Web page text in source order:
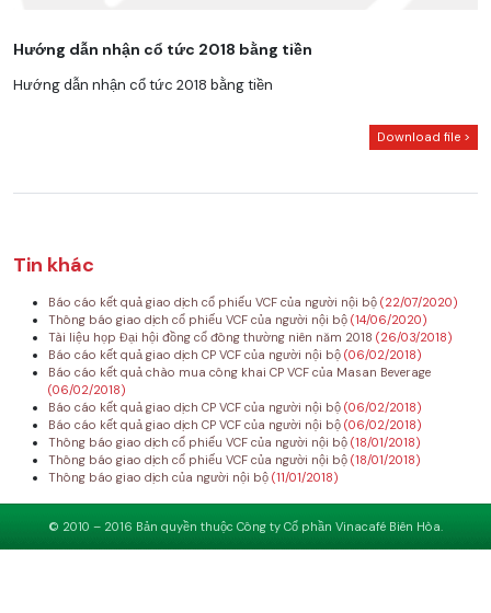
Hướng dẫn nhận cổ tức 2018 bằng tiền
Hướng dẫn nhận cổ tức 2018 bằng tiền
Download file >
Tin khác
Báo cáo kết quả giao dịch cổ phiếu VCF của người nội bộ (22/07/2020)
Thông báo giao dịch cổ phiếu VCF của người nội bộ (14/06/2020)
Tài liệu họp Đại hội đồng cổ đông thường niên năm 2018 (26/03/2018)
Báo cáo kết quả giao dịch CP VCF của người nội bộ (06/02/2018)
Báo cáo kết quả chào mua công khai CP VCF của Masan Beverage
(06/02/2018)
Báo cáo kết quả giao dịch CP VCF của người nội bộ (06/02/2018)
Báo cáo kết quả giao dịch CP VCF của người nội bộ (06/02/2018)
Thông báo giao dịch cổ phiếu VCF của người nội bộ (18/01/2018)
Thông báo giao dịch cổ phiếu VCF của người nội bộ (18/01/2018)
Thông báo giao dịch của người nội bộ (11/01/2018)
© 2010 – 2016 Bản quyền thuộc Công ty Cổ phần Vinacafé Biên Hòa.